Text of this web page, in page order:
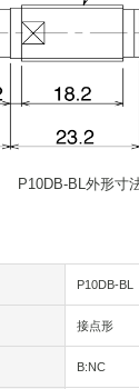
P10DB-BL外形寸
P10DB-BL
接点形
B:NC